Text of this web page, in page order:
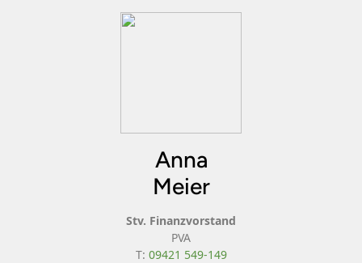
Anna
Meier
Stv. Finanzvorstand
PVA
T: 09421 549-149